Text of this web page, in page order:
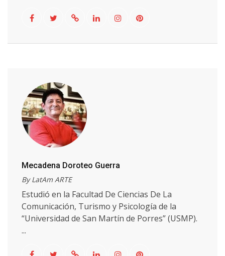
Mecadena Doroteo Guerra
By LatAm ARTE
Estudió en la Facultad De Ciencias De La
Comunicación, Turismo y Psicología de la
“Universidad de San Martín de Porres” (USMP).
...